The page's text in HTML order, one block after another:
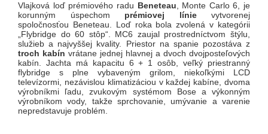
Vlajková loď prémiového radu Beneteau, Monte Carlo 6, je
korunným úspechom prémiovej línievytvorenej
spoločnosťou Beneteau. Loď roka bola zvolená v kategórii
„Flybridge do 60 stôp“. MC6 zaujal prostredníctvom štýlu,
služieb a najvyššej kvality. Priestor na spanie pozostáva z
troch kabín vrátane jednej hlavnej a dvoch dvojposteľových
kabín. Jachta má kapacitu 6 + 1 osôb, veľký priestranný
flybridge s plne vybaveným grilom, niekoľkými LCD
televízormi, nezávislou klimatizáciou v každej kabíne, dvoma
výrobníkmi ľadu, zvukovým systémom Bose a výkonným
výrobníkom vody, takže sprchovanie, umývanie a varenie
nepredstavuje problém.